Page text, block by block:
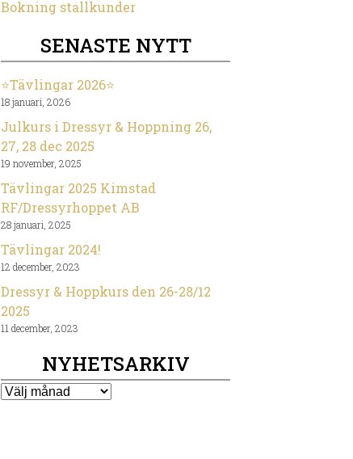
Bokning stallkunder
SENASTE NYTT
⭐️Tävlingar 2026⭐️
18 januari, 2026
Julkurs i Dressyr & Hoppning 26,
27, 28 dec 2025
19 november, 2025
Tävlingar 2025 Kimstad
RF/Dressyrhoppet AB
28 januari, 2025
Tävlingar 2024!
12 december, 2023
Dressyr & Hoppkurs den 26-28/12
2025
11 december, 2023
NYHETSARKIV
Nyhetsarkiv